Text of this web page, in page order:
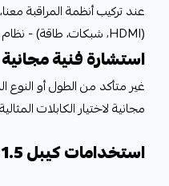
عند تركيب أنظمة المراقبة
(HDMI، شبكات، طاقة) - نظام متكامل يعمل بكفاءة.
استشارة فنية مجانية
غير متأكد من الطول أو النوع
مجانية لاختيار الكابلات
استخدامات كيبل HDMI 1.5 متر